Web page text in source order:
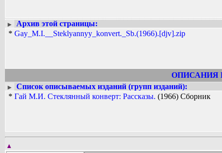
►
Архив этой страницы:
* Gay_M.I.__Steklyannyy_konvert._Sb.(1966).[djv].zip
ОПИСАНИЯ
►
Список описываемых изданий (групп изданий):
* Гай М.И. Стеклянный конверт: Рассказы. (1966) Сборник
▲